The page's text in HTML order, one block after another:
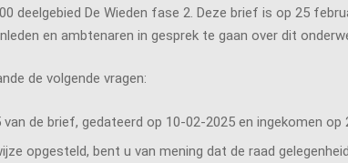
deelgebied De Wieden fase 2. Deze brief is op 25
en ambtenaren in gesprek te gaan over dit
de volgende vragen:
de brief, gedateerd op 10-02-2025 en ingekomen
opgesteld, bent u van mening dat de raad